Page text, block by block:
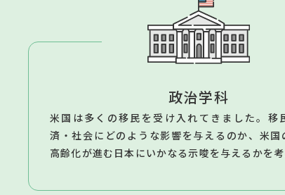
政治学科
米国は多くの移民を受け入れてきました。移
済・社会にどのような影響を与えるのか、米国
高齢化が進む日本にいかなる示唆を与えるかを考